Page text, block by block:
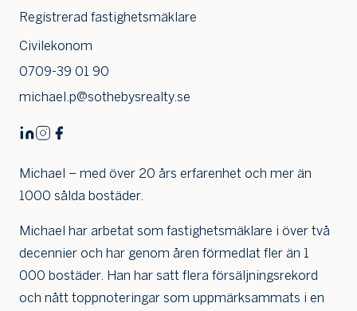
Registrerad fastighetsmäklare
Civilekonom
0709-39 01 90
michael.p@sothebysrealty.se
Michael – med över 20 års erfarenhet och mer än
1000 sålda bostäder.
Michael har arbetat som fastighetsmäklare i över två
decennier och har genom åren förmedlat fler än 1
000 bostäder. Han har satt flera försäljningsrekord
och nått toppnoteringar som uppmärksammats i en
Jag är intresserad